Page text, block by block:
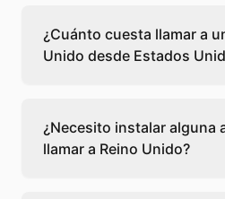
Estados Unidos cuesta
Teléfono Global. Verás el
de marcar para que sepas
¿Cuánto cuesta llamar a
Unido desde Estados
Estados Unidos cuesta
Teléfono Global. Pagas
hablas, sin cuotas ni
¿Necesito instalar alguna
llamar a Reino Unido?